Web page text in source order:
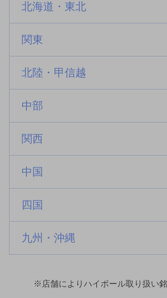
北海道・東北
関東
北陸・甲信越
中部
関西
中国
四国
九州・沖縄
※店舗によりハイボール取り扱い銘